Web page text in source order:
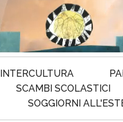
INTERCULTURA
SCAMBI SCOLASTICI
SOGGIORNI